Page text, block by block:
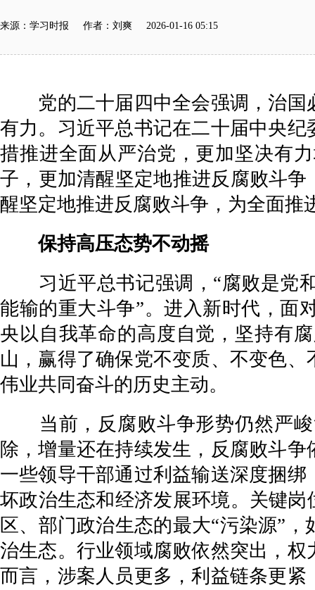
来源：学习时报 作者：刘爽 2026-01-16 05:15
党的二十届四中全会强调，治国
有力。习近平总书记在二十届中央
措推进全面从严治党，更加坚决有
子，更加清醒坚定地推进反腐败斗
醒坚定地推进反腐败斗争，为全面推
保持高压态势不动摇
习近平总书记强调，“腐败是党和
能输的重大斗争”。进入新时代，面
央以自我革命的高度自觉，坚持有
山，赢得了确保党不变质、不变色
伟业共同奋斗的历史主动。
当前，反腐败斗争形势仍然严峻
除，增量还在持续发生，反腐败斗
一些领导干部通过利益输送深度捆
坏政治生态和经济发展环境。关键
区、部门政治生态的最大“污染源”
治生态。行业领域腐败依然突出，
而言，涉案人员更多，利益链条更